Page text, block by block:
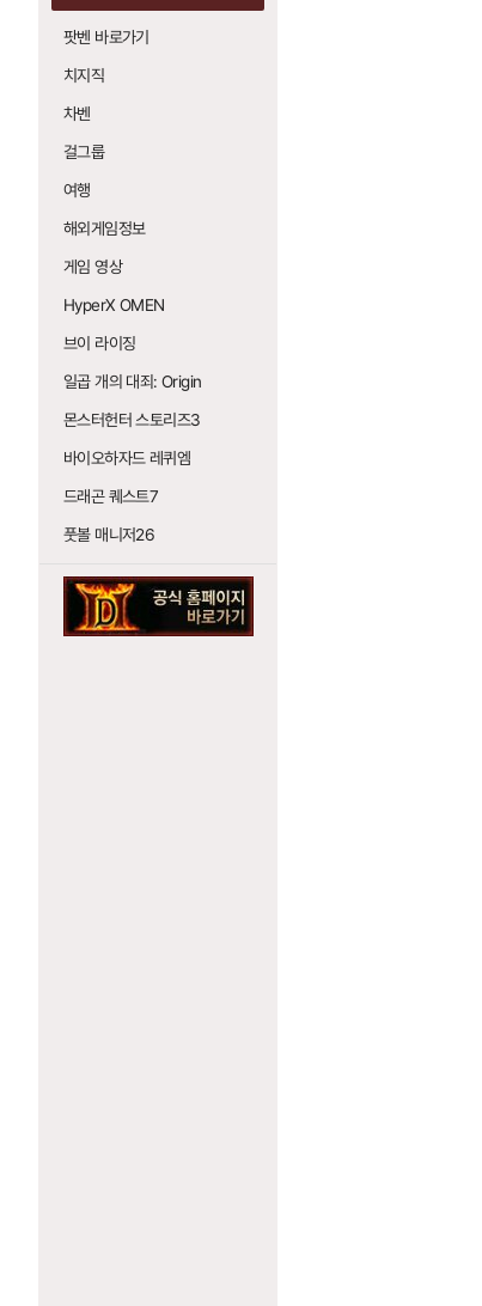
팟벤 바로가기
치지직
차벤
걸그룹
여행
해외게임정보
게임 영상
HyperX OMEN
브이 라이징
일곱 개의 대죄: Origin
몬스터헌터 스토리즈3
바이오하자드 레퀴엠
드래곤 퀘스트7
풋볼 매니저26